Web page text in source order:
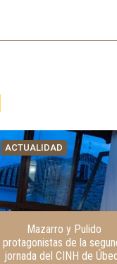
ACTUALIDAD
Mazarro y Pulido
protagonistas de la
jornada del CINH de